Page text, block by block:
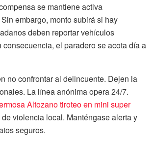
se mantiene activa
embargo, monto subirá si hay
deben reportar vehículos
consecuencia, el paradero se acota día a
no confrontar al delincuente. Dejen la
La línea anónima opera 24/7.
Altozano tiroteo en mini super
violencia local. Manténgase alerta y
seguros.